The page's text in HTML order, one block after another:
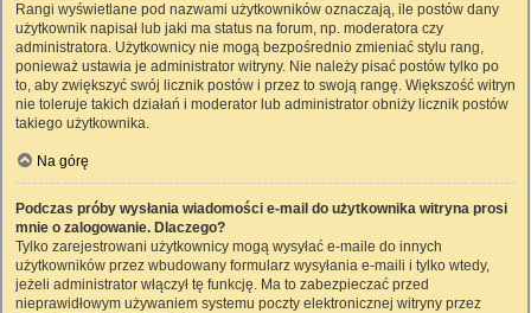
Rangi wyświetlane pod nazwami użytkowników oznaczają, ile postów dany
użytkownik napisał lub jaki ma status na forum, np. moderatora czy
administratora. Użytkownicy nie mogą bezpośrednio zmieniać stylu rang,
ponieważ ustawia je administrator witryny. Nie należy pisać postów tylko po
to, aby zwiększyć swój licznik postów i przez to swoją rangę. Większość witryn
nie toleruje takich działań i moderator lub administrator obniży licznik postów
takiego użytkownika.
Na górę
Podczas próby wysłania wiadomości e-mail do użytkownika witryna prosi
mnie o zalogowanie. Dlaczego?
Tylko zarejestrowani użytkownicy mogą wysyłać e-maile do innych
użytkowników przez wbudowany formularz wysyłania e-maili i tylko wtedy,
jeżeli administrator włączył tę funkcję. Ma to zabezpieczać przed
nieprawidłowym używaniem systemu poczty elektronicznej witryny przez